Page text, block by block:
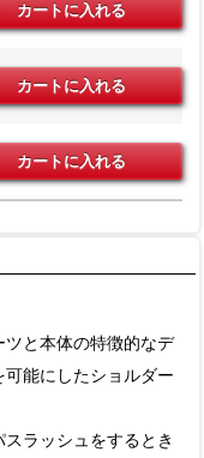
と本体の特徴的なデ
能にしたショルダー
ラッシュをするとき